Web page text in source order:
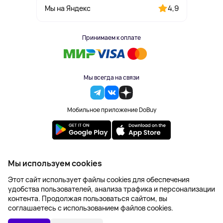
Мы на Яндекс 4,9
Принимаем к оплате
Мы всегда на связи
Мобильное приложение DoBuy
2023-2026 © DoBuy. Все права защищены
Правила обработки персональных данных
Пользовательское соглашение
Оферта
Создание сайта – NetLab
Мы используем cookies
Этот сайт использует файлы cookies для обеспечения
удобства пользователей, анализа трафика и персонализации
контента. Продолжая пользоваться сайтом, вы
соглашаетесь с использованием файлов cookies.